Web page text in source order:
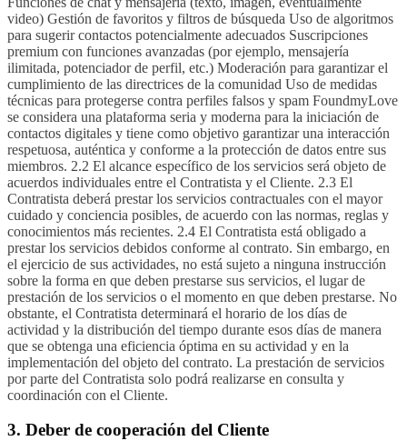
video) Gestión de favoritos y filtros de búsqueda Uso de algoritmos
para sugerir contactos potencialmente adecuados Suscripciones
premium con funciones avanzadas (por ejemplo, mensajería
ilimitada, potenciador de perfil, etc.) Moderación para garantizar el
cumplimiento de las directrices de la comunidad Uso de medidas
técnicas para protegerse contra perfiles falsos y spam FoundmyLove
se considera una plataforma seria y moderna para la iniciación de
contactos digitales y tiene como objetivo garantizar una interacción
respetuosa, auténtica y conforme a la protección de datos entre sus
miembros. 2.2 El alcance específico de los servicios será objeto de
acuerdos individuales entre el Contratista y el Cliente. 2.3 El
Contratista deberá prestar los servicios contractuales con el mayor
cuidado y conciencia posibles, de acuerdo con las normas, reglas y
conocimientos más recientes. 2.4 El Contratista está obligado a
prestar los servicios debidos conforme al contrato. Sin embargo, en
el ejercicio de sus actividades, no está sujeto a ninguna instrucción
sobre la forma en que deben prestarse sus servicios, el lugar de
prestación de los servicios o el momento en que deben prestarse. No
obstante, el Contratista determinará el horario de los días de
actividad y la distribución del tiempo durante esos días de manera
que se obtenga una eficiencia óptima en su actividad y en la
implementación del objeto del contrato. La prestación de servicios
por parte del Contratista solo podrá realizarse en consulta y
coordinación con el Cliente.
3. Deber de cooperación del Cliente